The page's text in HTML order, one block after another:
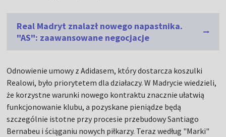
Real Madryt znalazł nowego napastnika.
"AS": zaawansowane negocjacje
Odnowienie umowy z Adidasem, który dostarcza koszulki
Realowi, było priorytetem dla działaczy. W Madrycie wiedzieli,
że korzystne warunki nowego kontraktu znacznie ułatwią
funkcjonowanie klubu, a pozyskane pieniądze będą
szczególnie istotne przy procesie przebudowy Santiago
Bernabeu i ściąganiu nowych piłkarzy. Teraz według "Marki"